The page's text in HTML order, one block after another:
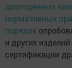
драгоценных
нормативных
порядок
и других
сертификации